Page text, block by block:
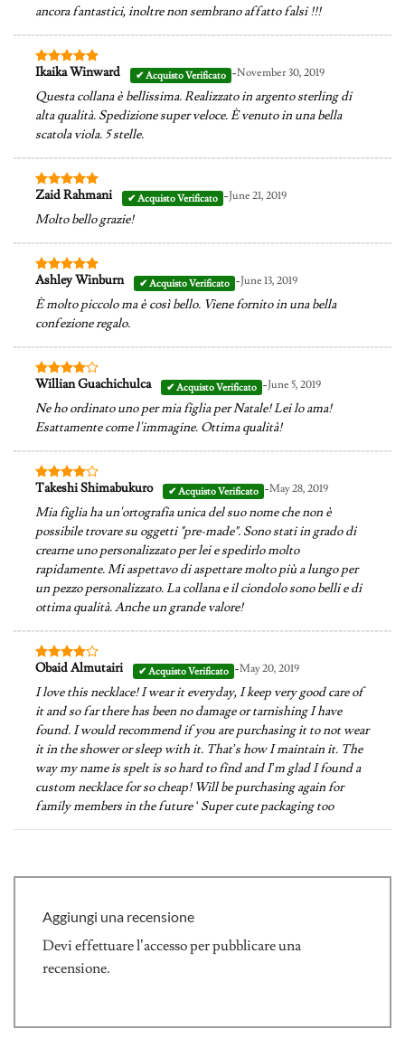
ancora fantastici, inoltre non sembrano affatto falsi !!!
Valutato5
Ikaika Winward -November 30, 2019
Questa collana è bellissima. Realizzato in argento sterling di
alta qualità. Spedizione super veloce. È venuto in una bella
scatola viola. 5 stelle.
Valutato5
Zaid Rahmani -June 21, 2019
Molto bello grazie!
Valutato5
su 5
Ashley Winburn -June 13, 2019
È molto piccolo ma è così bello. Viene fornito in una bella
confezione regalo.
Valutato
Willian Guachichulca -June 5, 2019
Ne ho ordinato uno per mia figlia per Natale! Lei lo ama!
Esattamente come l'immagine. Ottima qualità!
Valutato
Takeshi Shimabukuro -May 28, 2019
Mia figlia ha un'ortografia unica del suo nome che non è
possibile trovare su oggetti "pre-made". Sono stati in grado di
crearne uno personalizzato per lei e spedirlo molto
rapidamente. Mi aspettavo di aspettare molto più a lungo per
un pezzo personalizzato. La collana e il ciondolo sono belli e di
ottima qualità. Anche un grande valore!
Valutato
Obaid Almutairi -May 20, 2019
I love this necklace! I wear it everyday, I keep very good care of
it and so far there has been no damage or tarnishing I have
found. I would recommend if you are purchasing it to not wear
it in the shower or sleep with it. That’s how I maintain it. The
way my name is spelt is so hard to find and I’m glad I found a
custom necklace for so cheap! Will be purchasing again for
family members in the future ‘ Super cute packaging too
Aggiungi una recensione
Devi effettuare l’accessoper pubblicare una
recensione.